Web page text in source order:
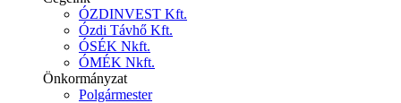
ÓZDINVEST Kft.
Ózdi Távhő Kft.
ÓSÉK Nkft.
ÓMÉK Nkft.
Önkormányzat
Polgármester